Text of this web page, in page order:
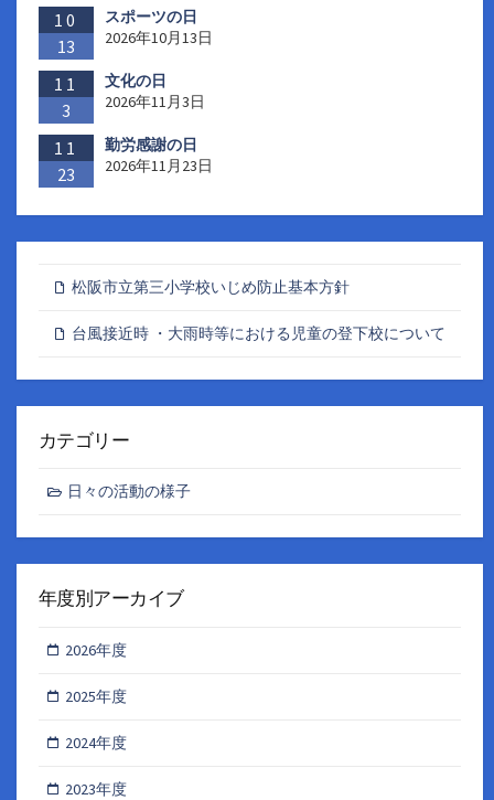
10
13
スポーツの日
2026年10月13日
11
3
文化の日
2026年11月3日
11
23
勤労感謝の日
2026年11月23日
松阪市立第三小学校いじめ防止基本方針
台風接近時 ・大雨時等における児童の登下校について
カテゴリー
日々の活動の様子
年度別アーカイブ
2026年度
2025年度
2024年度
2023年度